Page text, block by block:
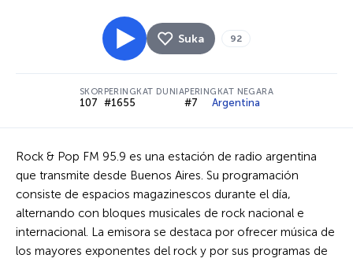
Suka 92
SKOR
107
PERINGKAT DUNIA
#1655
PERINGKAT NEGARA
#7 Argentina
Rock & Pop FM 95.9 es una estación de radio argentina
que transmite desde Buenos Aires. Su programación
consiste de espacios magazinescos durante el día,
alternando con bloques musicales de rock nacional e
internacional. La emisora se destaca por ofrecer música de
los mayores exponentes del rock y por sus programas de